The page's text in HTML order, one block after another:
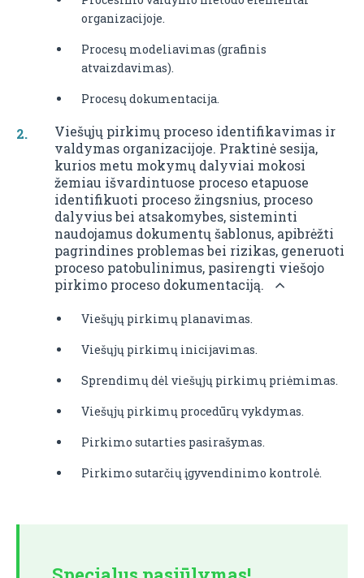
organizacijoje.
Procesų modeliavimas (grafinis
atvaizdavimas).
Procesų dokumentacija.
Viešųjų pirkimų proceso identifikavimas ir
valdymas organizacijoje. Praktinė sesija,
kurios metu mokymų dalyviai mokosi
žemiau išvardintuose proceso etapuose
identifikuoti proceso žingsnius, proceso
dalyvius bei atsakomybes, sisteminti
naudojamus dokumentų šablonus, apibrėžti
pagrindines problemas bei rizikas, generuoti
proceso patobulinimus, pasirengti viešojo
pirkimo proceso dokumentaciją.
Viešųjų pirkimų planavimas.
Viešųjų pirkimų inicijavimas.
Sprendimų dėl viešųjų pirkimų priėmimas.
Viešųjų pirkimų procedūrų vykdymas.
Pirkimo sutarties pasirašymas.
Pirkimo sutarčių įgyvendinimo kontrolė.